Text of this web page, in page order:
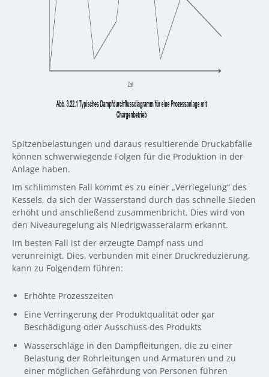
Spitzenbelastungen und daraus resultierende Druckabfälle
können schwerwiegende Folgen für die Produktion in der
Anlage haben.
Im schlimmsten Fall kommt es zu einer „Verriegelung“ des
Kessels, da sich der Wasserstand durch das schnelle Sieden
erhöht und anschließend zusammenbricht. Dies wird von
den Niveauregelung als Niedrigwasseralarm erkannt.
Im besten Fall ist der erzeugte Dampf nass und
verunreinigt. Dies, verbunden mit einer Druckreduzierung,
kann zu Folgendem führen:
Erhöhte Prozesszeiten
Eine Verringerung der Produktqualität oder gar
Beschädigung oder Ausschuss des Produkts
Wasserschläge in den Dampfleitungen, die zu einer
Belastung der Rohrleitungen und Armaturen und zu
einer möglichen Gefährdung von Personen führen